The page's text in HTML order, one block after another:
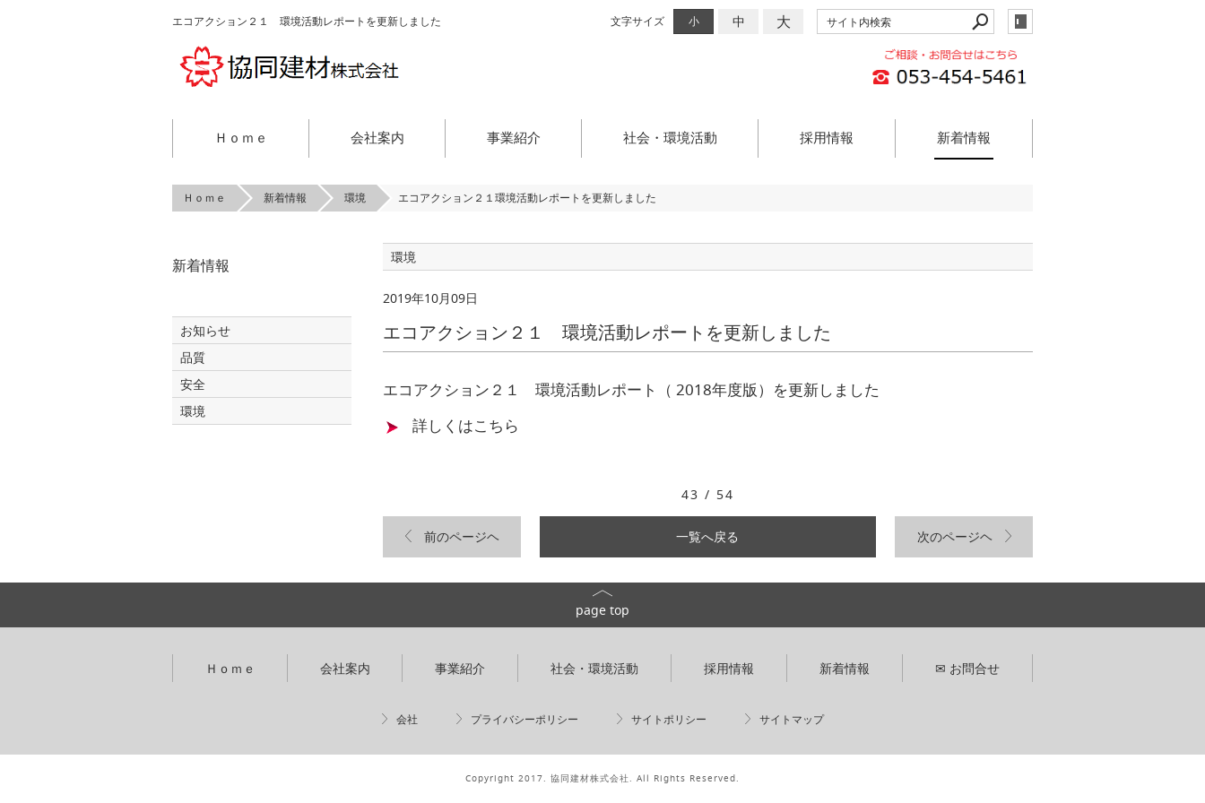
エコアクション２１ 環境活動レポートを更新しました 文字サイズ 小 中 大
Ｈｏｍｅ 会社案内 事業紹介 社会・環境活動 採用情報 新着情報
Ｈｏｍｅ 新着情報 環境 エコアクション２１環境活動レポートを更新しました
環境
2019年10月09日
エコアクション２１ 環境活動レポートを更新しました
エコアクション２１ 環境活動レポート（ 2018年度版）を更新しました
詳しくはこちら
43 / 54
前のページヘ 一覧へ戻る 次のページヘ
新着情報
お知らせ
品質
安全
環境
page top
Ｈｏｍｅ 会社案内 事業紹介 社会・環境活動 採用情報 新着情報 ✉ お問合せ
会社 プライバシーポリシー サイトポリシー サイトマップ
Copyright 2017. 協同建材株式会社. All Rights Reserved.